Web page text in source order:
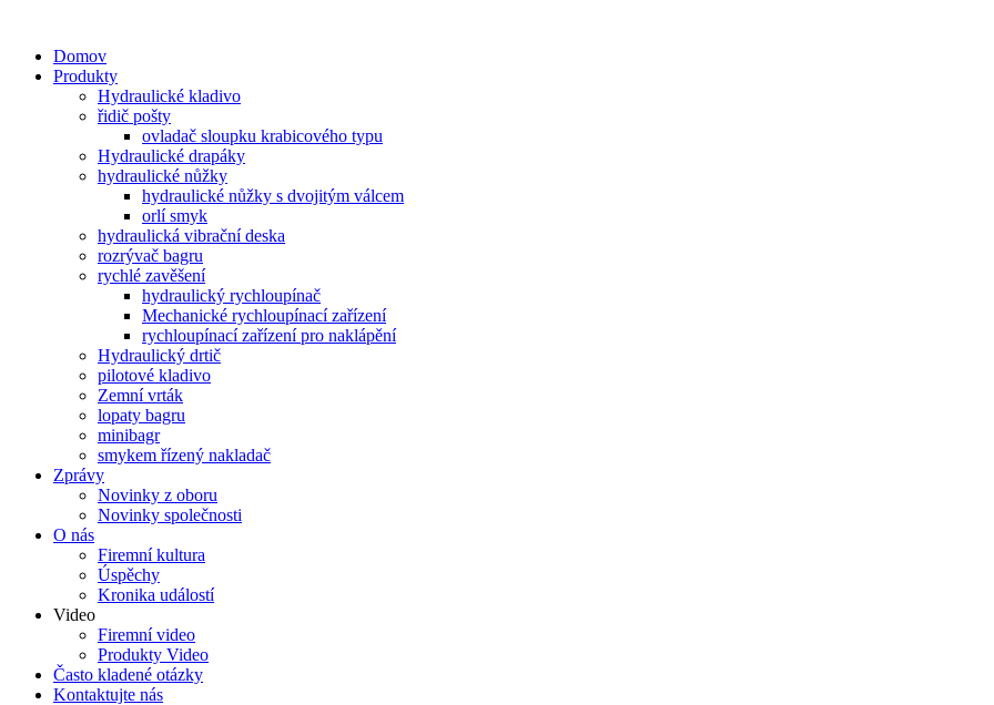
Domov
Produkty
Hydraulické kladivo
řidič pošty
ovladač sloupku krabicového typu
Hydraulické drapáky
hydraulické nůžky
hydraulické nůžky s dvojitým válcem
orlí smyk
hydraulická vibrační deska
rozrývač bagru
rychlé zavěšení
hydraulický rychloupínač
Mechanické rychloupínací zařízení
rychloupínací zařízení pro naklápění
Hydraulický drtič
pilotové kladivo
Zemní vrták
lopaty bagru
minibagr
smykem řízený nakladač
Zprávy
Novinky z oboru
Novinky společnosti
O nás
Firemní kultura
Úspěchy
Kronika událostí
Video
Firemní video
Produkty Video
Často kladené otázky
Kontaktujte nás